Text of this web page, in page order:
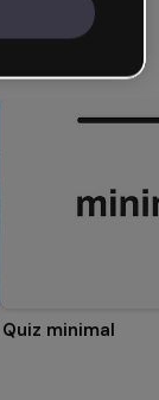
Quiz minimal